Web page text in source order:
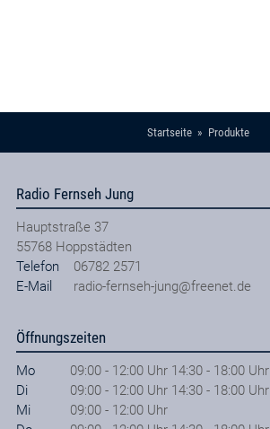
Startseite Produkte
Radio Fernseh Jung
Hauptstraße 37
55768 Hoppstädten
Telefon
06782 2571
E-Mail
radio-fernseh-jung@freenet.de
Öffnungszeiten
Mo
09:00 - 12:00 Uhr 14:30 - 18:00 Uhr
Di
09:00 - 12:00 Uhr 14:30 - 18:00 Uhr
Mi
09:00 - 12:00 Uhr